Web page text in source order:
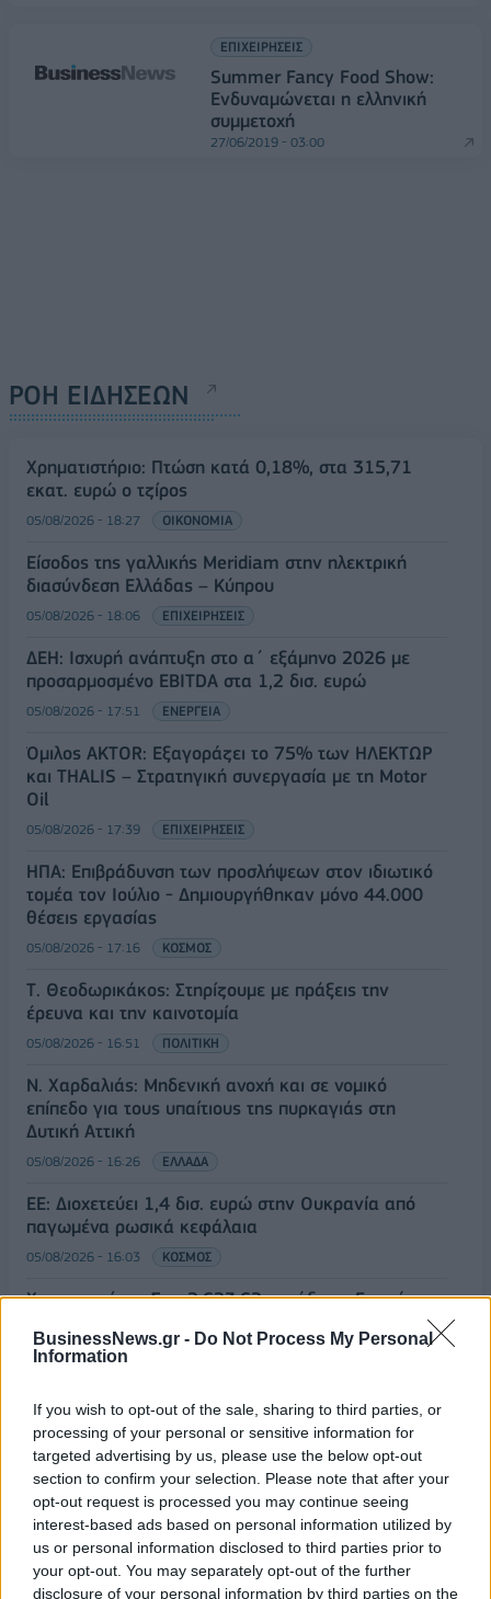
BusinessNews.gr - Do Not Process My Personal
Information
If you wish to opt-out of the sale, sharing to third parties, or
processing of your personal or sensitive information for
targeted advertising by us, please use the below opt-out
section to confirm your selection. Please note that after your
opt-out request is processed you may continue seeing
interest-based ads based on personal information utilized by
us or personal information disclosed to third parties prior to
your opt-out. You may separately opt-out of the further
disclosure of your personal information by third parties on the
ΕΠΙΧΕΙΡΗΣΕΙΣ
Summer Fancy Food Show:
Ενδυναμώνεται η ελληνική
συμμετοχή
27/06/2019 - 03:00
ΡΟΗ ΕΙΔΗΣΕΩΝ
Χρηματιστήριο: Πτώση κατά 0,18%, στα 315,71
εκατ. ευρώ ο τζίρος
05/08/2026 - 18:27 ΟΙΚΟΝΟΜΙΑ
Είσοδος της γαλλικής Meridiam στην ηλεκτρική
διασύνδεση Ελλάδας – Κύπρου
05/08/2026 - 18:06 ΕΠΙΧΕΙΡΗΣΕΙΣ
ΔΕΗ: Ισχυρή ανάπτυξη στο α΄ εξάμηνο 2026 με
προσαρμοσμένο EBITDA στα 1,2 δισ. ευρώ
05/08/2026 - 17:51 ΕΝΕΡΓΕΙΑ
Όμιλος AKTOR: Εξαγοράζει το 75% των ΗΛΕΚΤΩΡ
και THALIS – Στρατηγική συνεργασία με τη Motor
Oil
05/08/2026 - 17:39 ΕΠΙΧΕΙΡΗΣΕΙΣ
ΗΠΑ: Επιβράδυνση των προσλήψεων στον ιδιωτικό
τομέα τον Ιούλιο - Δημιουργήθηκαν μόνο 44.000
θέσεις εργασίας
05/08/2026 - 17:16 ΚΟΣΜΟΣ
Τ. Θεοδωρικάκος: Στηρίζουμε με πράξεις την
έρευνα και την καινοτομία
05/08/2026 - 16:51 ΠΟΛΙΤΙΚΗ
Ν. Χαρδαλιάς: Μηδενική ανοχή και σε νομικό
επίπεδο για τους υπαίτιους της πυρκαγιάς στη
Δυτική Αττική
05/08/2026 - 16:26 ΕΛΛΑΔΑ
ΕΕ: Διοχετεύει 1,4 δισ. ευρώ στην Ουκρανία από
παγωμένα ρωσικά κεφάλαια
05/08/2026 - 16:03 ΚΟΣΜΟΣ
Χρηματιστήριο: Στις 2.623,62 μονάδες ο Γενικός
05/08/2026 - 15:36 ΟΙΚΟΝΟΜΙΑ
1,1557 δολάρια
05/08/2026 - 15:28 ΟΙΚΟΝΟΜΙΑ
ΟΛΕΣ ΟΙ ΕΙΔΗΣΕΙΣ